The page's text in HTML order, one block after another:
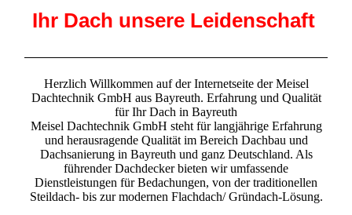
Ihr Dach unsere Leidenschaft
Herzlich Willkommen auf der Internetseite der Meisel
Dachtechnik GmbH aus Bayreuth. Erfahrung und Qualität
für Ihr Dach in Bayreuth
Meisel Dachtechnik GmbH steht für langjährige Erfahrung
und herausragende Qualität im Bereich Dachbau und
Dachsanierung in Bayreuth und ganz Deutschland. Als
führender Dachdecker bieten wir umfassende
Dienstleistungen für Bedachungen, von der traditionellen
Steildach- bis zur modernen Flachdach/ Gründach-Lösung.